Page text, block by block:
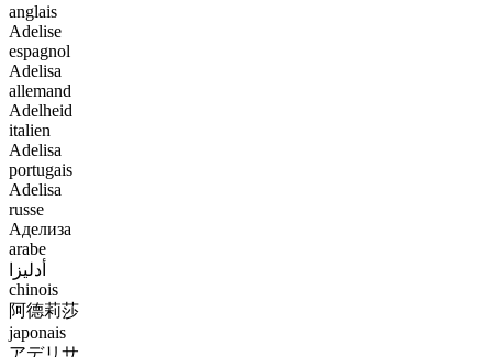
anglais
Adelise
espagnol
Adelisa
allemand
Adelheid
italien
Adelisa
portugais
Adelisa
russe
Аделиза
arabe
أدليزا
chinois
阿德莉莎
japonais
アデリサ